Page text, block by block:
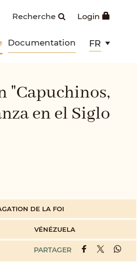
Login
Recherche
Documentation FR
"Capuchinos,
en el Siglo
DE LA FOI
VÉNÉZUELA
PARTAGER